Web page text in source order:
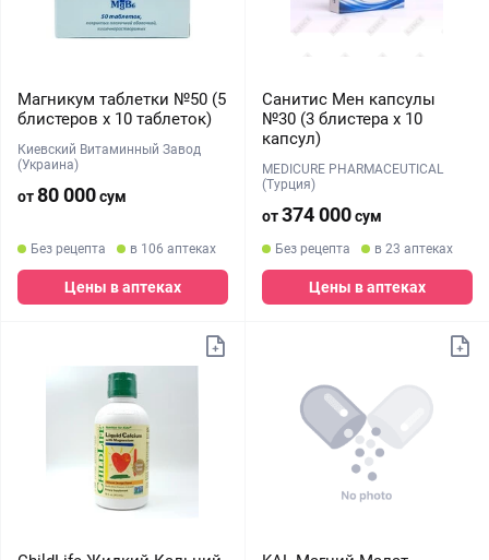
Магникум таблетки №50 (5
блистеров х 10 таблеток)
Киевский Витаминный Завод
(Украина)
от80 000сум
Без рецепта в 106 аптеках
Цены в аптеках
Санитис Мен капсулы
№30 (3 блистера х 10
капсул)
MEDICURE PHARMACEUTICAL
(Турция)
от374 000сум
Без рецепта в 23 аптеках
Цены в аптеках